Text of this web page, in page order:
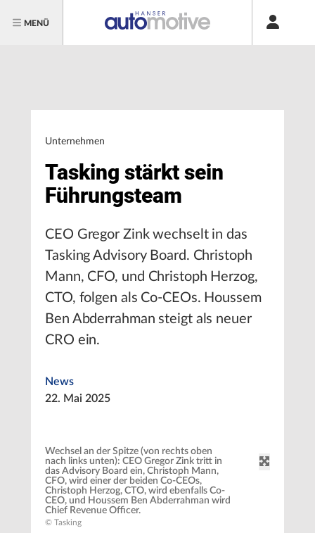
MENÜ
Unternehmen
Tasking stärkt sein
Führungsteam
CEO Gregor Zink wechselt in das
Tasking Advisory Board. Christoph
Mann, CFO, und Christoph Herzog,
CTO, folgen als Co-CEOs. Houssem
Ben Abderrahman steigt als neuer
CRO ein.
News
22. Mai 2025
Wechsel an der Spitze (von rechts oben
nach links unten): CEO Gregor Zink tritt in
das Advisory Board ein, Christoph Mann,
CFO, wird einer der beiden Co-CEOs,
Christoph Herzog, CTO, wird ebenfalls Co-
CEO, und Houssem Ben Abderrahman wird
Chief Revenue Officer.
© Tasking